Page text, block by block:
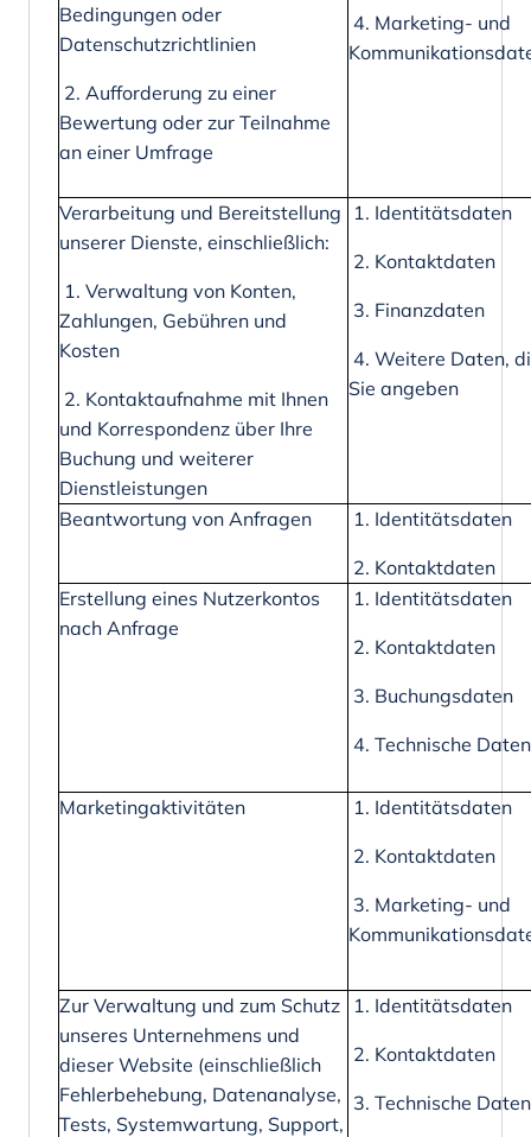
Bedingungen oder
Datenschutzrichtlinien
2. Aufforderung zu einer
Bewertung oder zur Teilnahme
an einer Umfrage
4. Marketing- und
Verarbeitung und Bereitstellung
unserer Dienste, einschließlich:
1. Verwaltung von Konten,
Zahlungen, Gebühren und
Kosten
2. Kontaktaufnahme mit Ihnen
und Korrespondenz über Ihre
Buchung und weiterer
Dienstleistungen
1. Identitätsdaten
2. Kontaktdaten
3. Finanzdaten
4. Weitere Daten,
Sie angeben
Beantwortung von Anfragen 1. Identitätsdaten
2. Kontaktdaten
Erstellung eines Nutzerkontos
nach Anfrage
1. Identitätsdaten
2. Kontaktdaten
3. Buchungsdaten
4. Technische Daten
Marketingaktivitäten 1. Identitätsdaten
2. Kontaktdaten
3. Marketing- und
Zur Verwaltung und zum Schutz
unseres Unternehmens und
dieser Website (einschließlich
Fehlerbehebung, Datenanalyse,
Tests, Systemwartung, Support,
1. Identitätsdaten
2. Kontaktdaten
3. Technische Daten